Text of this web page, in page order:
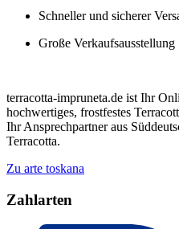
Schneller und sicherer
Große Verkaufsausstellung
terracotta-impruneta.de ist Ihr
hochwertiges, frostfestes
Ihr Ansprechpartner aus
Terracotta.
Zu arte toskana
Zahlarten